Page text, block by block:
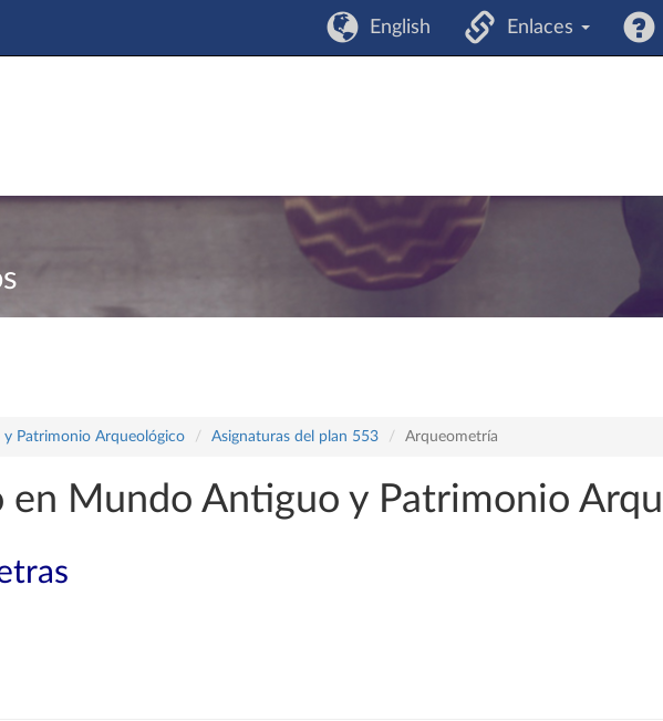
English Enlaces
Patrimonio Arqueológico Asignaturas del plan 553 Arqueometría
en Mundo Antiguo y Patrimonio